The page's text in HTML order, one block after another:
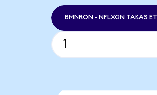
BMNRON - NFLXON TAKAS ET